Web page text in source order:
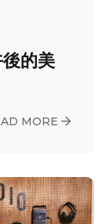
的美
MORE